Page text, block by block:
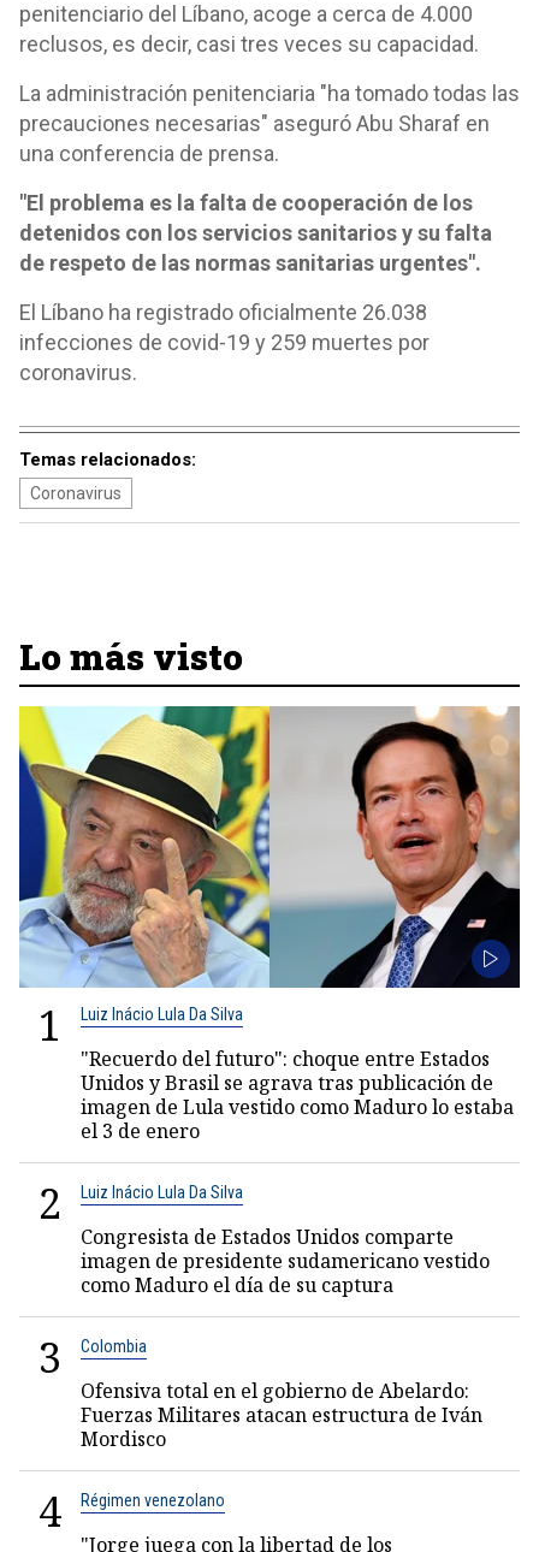
penitenciario del Líbano, acoge a cerca de 4.000
reclusos, es decir, casi tres veces su capacidad.
La administración penitenciaria "ha tomado todas las
precauciones necesarias" aseguró Abu Sharaf en
una conferencia de prensa.
"El problema es la falta de cooperación de los
detenidos con los servicios sanitarios y su falta
de respeto de las normas sanitarias urgentes".
El Líbano ha registrado oficialmente 26.038
infecciones de covid-19 y 259 muertes por
coronavirus.
Temas relacionados:
Coronavirus
Lo más visto
1 Luiz Inácio Lula Da Silva
"Recuerdo del futuro": choque entre Estados
Unidos y Brasil se agrava tras publicación de
imagen de Lula vestido como Maduro lo estaba
el 3 de enero
2 Luiz Inácio Lula Da Silva
Congresista de Estados Unidos comparte
imagen de presidente sudamericano vestido
como Maduro el día de su captura
3 Colombia
Ofensiva total en el gobierno de Abelardo:
Fuerzas Militares atacan estructura de Iván
Mordisco
4 Régimen venezolano
"Jorge juega con la libertad de los